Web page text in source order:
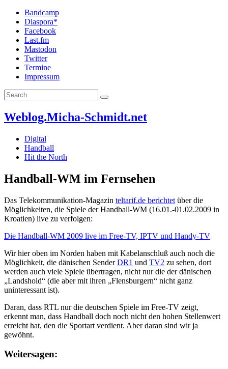
Bandcamp
Diaspora*
Facebook
Last.fm
Mastodon
Twitter
Termine
Impressum
Weblog.Micha-Schmidt.net
Digital
Handball
Hit the North
Handball-WM im Fernsehen
Das Telekommunikation-Magazin teltarif.de berichtet über die
Möglichkeiten, die Spiele der Handball-WM (16.01.-01.02.2009 in
Kroatien) live zu verfolgen:
Die Handball-WM 2009 live im Free-TV, IPTV und Handy-TV
Wir hier oben im Norden haben mit Kabelanschluß auch noch die
Möglichkeit, die dänischen SenderDR1 und TV2 zu sehen, dort
werden auch viele Spiele übertragen, nicht nur die der dänischen
„Landshold“ (die aber mit ihren „Flensburgern“ nicht ganz
uninteressant ist).
Daran, dass RTL nur die deutschen Spiele im Free-TV zeigt,
erkennt man, dass Handball doch noch nicht den hohen Stellenwert
erreicht hat, den die Sportart verdient. Aber daran sind wir ja
gewöhnt.
Weitersagen: